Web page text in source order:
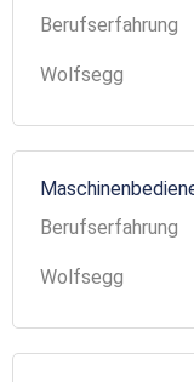
Berufserfahrung
Wolfsegg
Berufserfahrung
Wolfsegg